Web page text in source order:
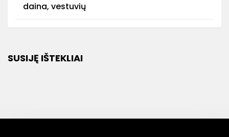
daina, vestuvių
SUSIJĘ IŠTEKLIAI